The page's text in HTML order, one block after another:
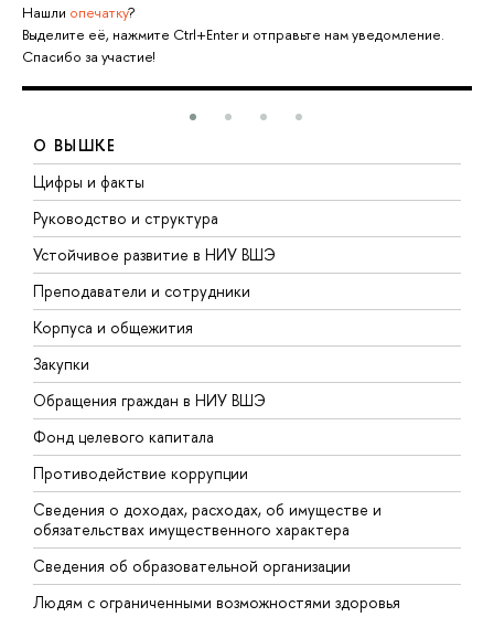
Нашли опечатку?
Выделите её, нажмите Ctrl+Enter и отправьте нам уведомление.
Спасибо за участие!
О ВЫШКЕ
Цифры и факты
Руководство и структура
Устойчивое развитие в НИУ ВШЭ
Преподаватели и сотрудники
Корпуса и общежития
Закупки
Обращения граждан в НИУ ВШЭ
Фонд целевого капитала
Противодействие коррупции
Сведения о доходах, расходах, об имуществе и
обязательствах имущественного характера
Сведения об образовательной организации
Людям с ограниченными возможностями здоровья